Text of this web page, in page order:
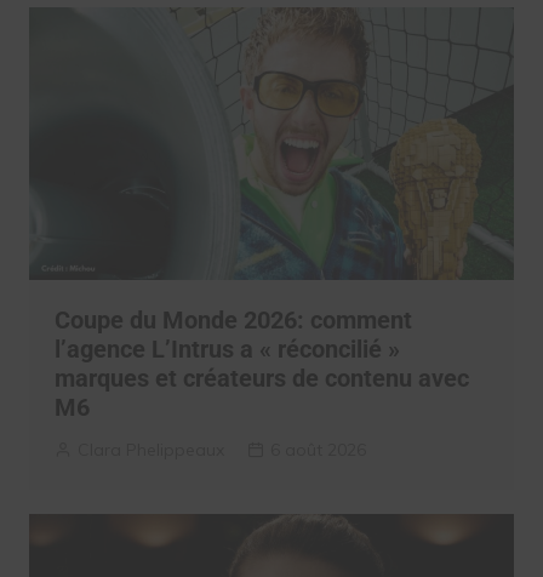
Coupe du Monde 2026: comment
l’agence L’Intrus a « réconcilié »
marques et créateurs de contenu avec
M6